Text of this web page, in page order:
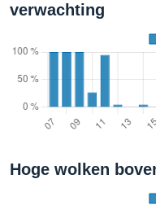
verwachting
Hoge wolken